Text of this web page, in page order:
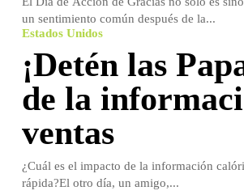
un sentimiento común después de la...
Estados Unidos
¡Detén las
de la
ventas
¿Cuál es el impacto de la información
rápida?El otro día, un amigo,...